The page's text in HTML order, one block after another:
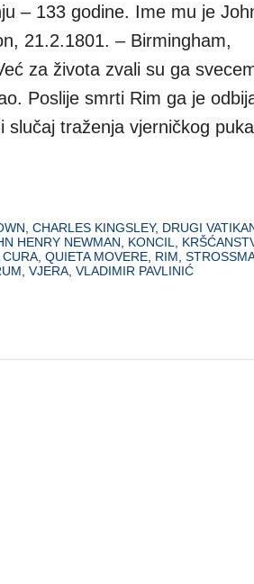
– 133 godine. Ime mu je
21.2.1801. – Birmingham,
za života zvali su ga
Poslije smrti Rim ga je
slučaj traženja vjerničkog puka
CHARLES KINGSLEY, DRUGI
HENRY NEWMAN KONCIL
CURA QUIETA MOVERE RIM
VJERA VLADIMIR PAVLINIĆ